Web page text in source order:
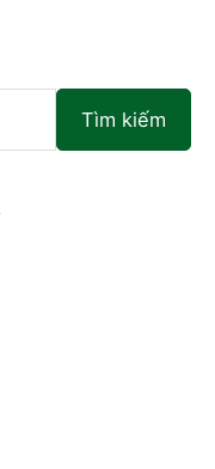
Tìm kiếm